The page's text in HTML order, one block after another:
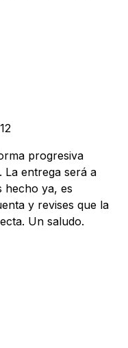
progresiva
La entrega será a
hecho ya, es
y revises que la
Un saludo.